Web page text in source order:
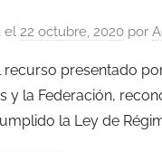
el 22 octubre, 2020 por
recurso presentado
y la Federación,
la Ley de